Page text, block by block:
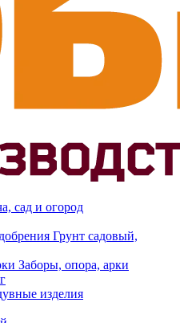
сад и огород
Грунт садовый,
Заборы, опора, арки
изделия